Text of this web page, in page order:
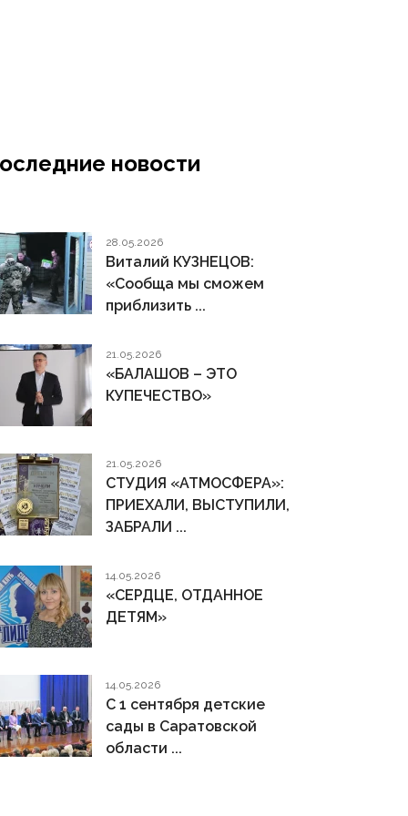
новости
28.05.2026
Виталий КУЗНЕЦОВ:
«Сообща мы сможем
приблизить ...
21.05.2026
«БАЛАШОВ – ЭТО
КУПЕЧЕСТВО»
21.05.2026
СТУДИЯ «АТМОСФЕРА»:
ПРИЕХАЛИ, ВЫСТУПИЛИ,
ЗАБРАЛИ ...
14.05.2026
«СЕРДЦЕ, ОТДАННОЕ
ДЕТЯМ»
14.05.2026
С 1 сентября детские
сады в Саратовской
области ...